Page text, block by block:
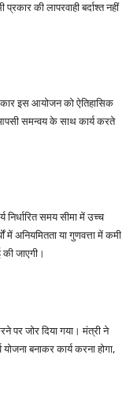
की लापरवाही बर्दाश्त नहीं
इस आयोजन को ऐतिहासिक
समन्वय के साथ कार्य करते
निर्धारित समय सीमा में उच्च
में अनियमितता या गुणवत्ता में कमी
जाएगी।
पर जोर दिया गया। मंत्री ने
बनाकर कार्य करना होगा,